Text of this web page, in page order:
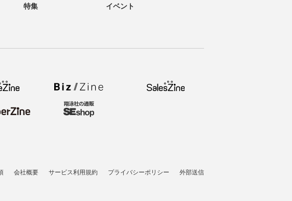
特集 イベント
会社概要 サービス利用規約 プライバシーポリシー 外部送信